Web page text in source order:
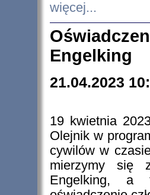
więcej...
Engelking
21.04.2023
19 kwietnia
Olejnik w
cywilów w
mierzymy się
Engelking, a